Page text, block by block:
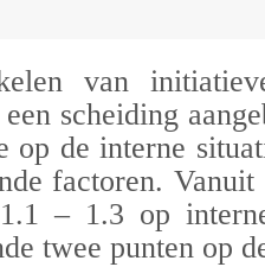
van
scheiding
op de interne
factoren.
– 1.3 op
twee punten op